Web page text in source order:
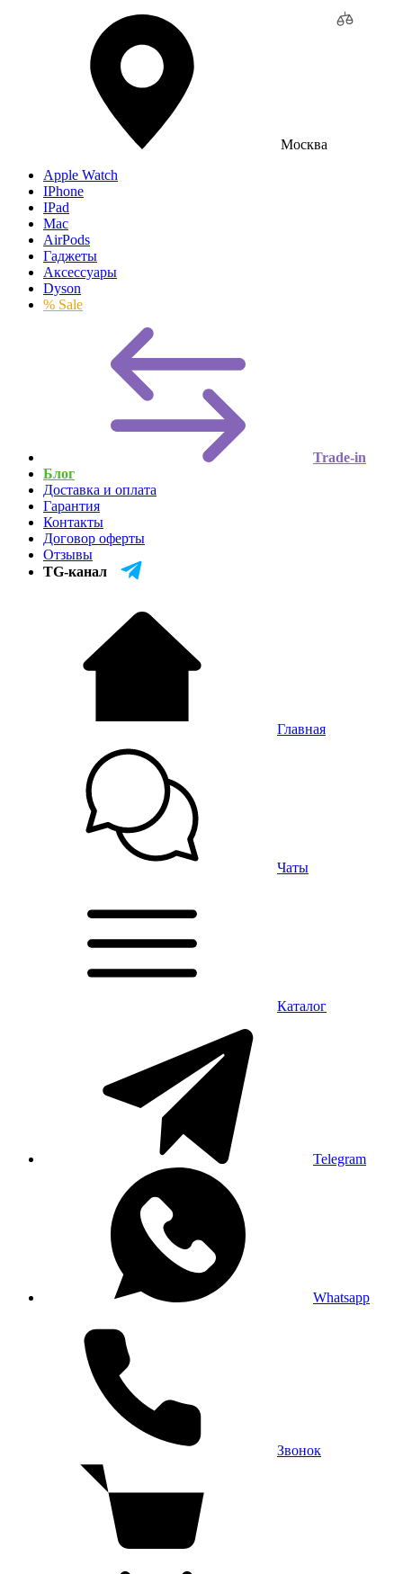
Москва
Apple Watch
IPhone
IPad
Mac
AirPods
Гаджеты
Аксессуары
Dyson
% Sale
Trade-in
Блог
Доставка и оплата
Гарантия
Контакты
Договор оферты
Отзывы
TG-канал
Главная
Чаты
Каталог
Telegram
Whatsapp
Звонок